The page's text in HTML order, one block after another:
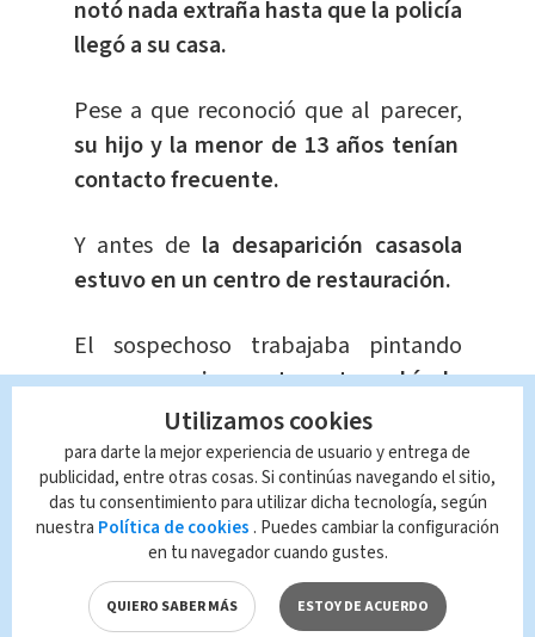
notó nada extraña hasta que la policía
llegó a su casa.
Pese a que reconoció que al parecer,
su hijo y la menor de 13 años tenían
contacto frecuente.
Y antes de la desaparición casasola
estuvo en un centro de restauración.
El sospechoso trabajaba pintando
carros,precisamente este vehículo
gris lo estaba arreglando.
En las últimas horas las autoridades
también difundieron este otro video,
donde se ve pasar el carro de
Casasola con dirección al cañal en
Juan Viñas.
Utilizamos cookies
para darte la mejor experiencia de usuario y entrega de
publicidad, entre otras cosas. Si continúas navegando el sitio,
das tu consentimiento para utilizar dicha tecnología, según
nuestra Política de cookies . Puedes cambiar la configuración
en tu navegador cuando gustes.
QUIERO SABER MÁS ESTOY DE ACUERDO